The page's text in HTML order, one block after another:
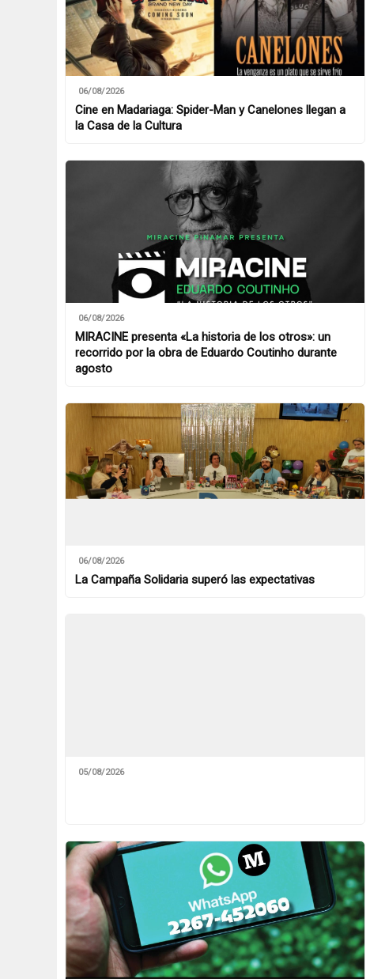
06/08/2026
Cine en Madariaga: Spider-Man y Canelones llegan a
la Casa de la Cultura
06/08/2026
MIRACINE presenta «La historia de los otros»: un
recorrido por la obra de Eduardo Coutinho durante
agosto
06/08/2026
La Campaña Solidaria superó las expectativas
05/08/2026